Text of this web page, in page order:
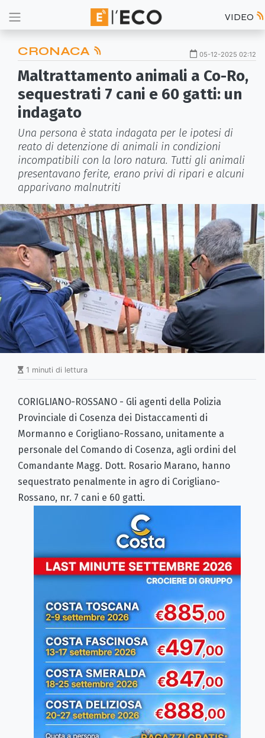
VIDEO
CRONACA 05-12-2025 02:12
Maltrattamento animali a Co-Ro,
sequestrati 7 cani e 60 gatti: un
indagato
Una persona è stata indagata per le ipotesi di
reato di detenzione di animali in condizioni
incompatibili con la loro natura. Tutti gli animali
presentavano ferite, erano privi di ripari e alcuni
apparivano malnutriti
1 minuti di lettura
CORIGLIANO-ROSSANO - Gli agenti della Polizia
Provinciale di Cosenza dei Distaccamenti di
Mormanno e Corigliano-Rossano, unitamente a
personale del Comando di Cosenza, agli ordini del
Comandante Magg. Dott. Rosario Marano, hanno
sequestrato penalmente in agro di Corigliano-
Rossano, nr. 7 cani e 60 gatti.